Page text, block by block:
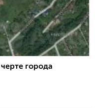
города